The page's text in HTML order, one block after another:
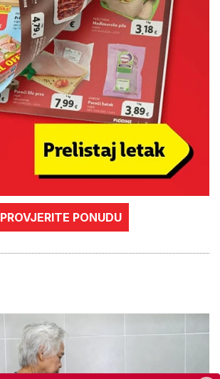
PROVJERITE PONUDU